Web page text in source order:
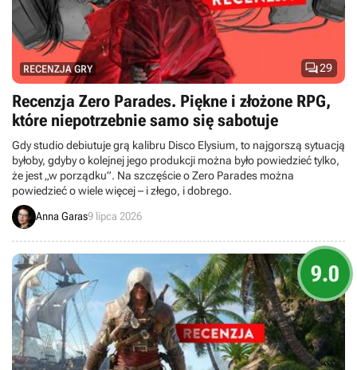
29
RECENZJA GRY
Recenzja Zero Parades. Piękne i złożone RPG,
które niepotrzebnie samo się sabotuje
Gdy studio debiutuje grą kalibru Disco Elysium, to najgorszą sytuacją
byłoby, gdyby o kolejnej jego produkcji można było powiedzieć tylko,
że jest „w porządku”. Na szczęście o Zero Parades można
powiedzieć o wiele więcej – i złego, i dobrego.
Anna Garas9 lipca 2026
9.0